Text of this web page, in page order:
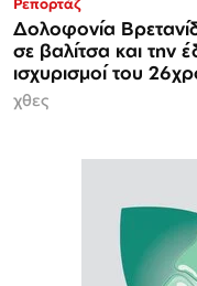
Ρεπορτάζ
Δολοφονία
σε βαλίτσα και την
ισχυρισμοί του
χθες